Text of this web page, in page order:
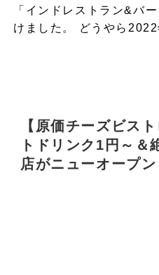
「インドレストラン&バ
けました。 どうやら
【原価チーズビス
トドリンク1円～＆
店がニューオープン